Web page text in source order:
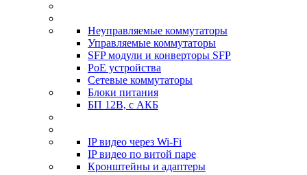
Неуправляемые коммутаторы
Управляемые коммутаторы
SFP модули и конверторы SFP
PoE устройства
Сетевые коммутаторы
Блоки питания
БП 12В, с АКБ
IP видео через Wi-Fi
IP видео по витой паре
Кронштейны и адаптеры